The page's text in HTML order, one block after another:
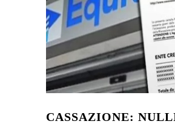
CASSAZIONE: